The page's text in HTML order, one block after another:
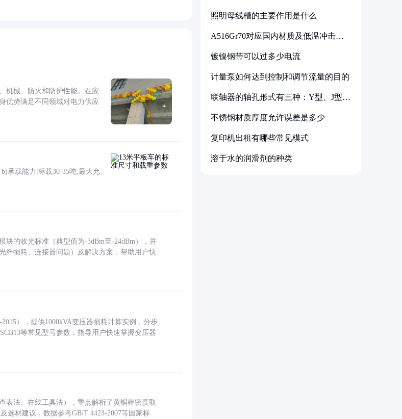
机械、防火和防护性能。在应
优势满足不同领域对电力供应
承载能力:标载30-35吨,最大允
的收光标准（典型值为-3dBm至-24dBm），并
纤损耗、连接器问题）及解决方案，帮助用户快
），提供1000kVA变压器损耗计算实例，分步
等常见型号参数，指导用户快速掌握变压器
表法、在线工具法），重点解析了黄铜棒密度取
选材建议，数据参考GB/T 4423-2007等国家标
照明母线槽的主要作用是什么
A516Gr70对应国内材质及低温冲击要
镀镍钢带可以过多少电流
计量泵如何达到控制和调节流量的目的
联轴器的轴孔形式有三种：Y型、J型、
不锈钢材质厚度允许误差是多少
复印机出租有哪些常见模式
溶于水的润滑剂的种类